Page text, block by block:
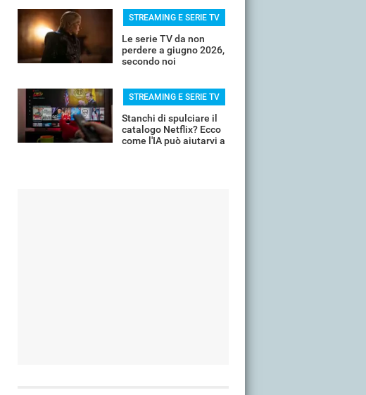
STREAMING E SERIE TV
Le serie TV da non
perdere a giugno 2026,
secondo noi
STREAMING E SERIE TV
Stanchi di spulciare il
catalogo Netflix? Ecco
come l'IA può aiutarvi a